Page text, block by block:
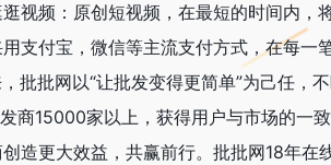
视频：原创短视频，在最短的时间内，
支付宝，微信等主流支付方式，在每一
批批网以“让批发变得更简单”为己任，
商15000家以上，获得用户与市场的一
造更大效益，共赢前行。批批网18年在